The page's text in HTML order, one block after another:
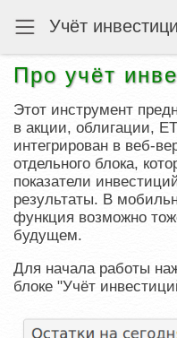
Учёт
Про учёт
Этот инструмент
в акции, облигации,
интегрирован в веб-
отдельного блока,
показатели
результаты. В
функция возможно
будущем.
Для начала работы
блоке "Учёт